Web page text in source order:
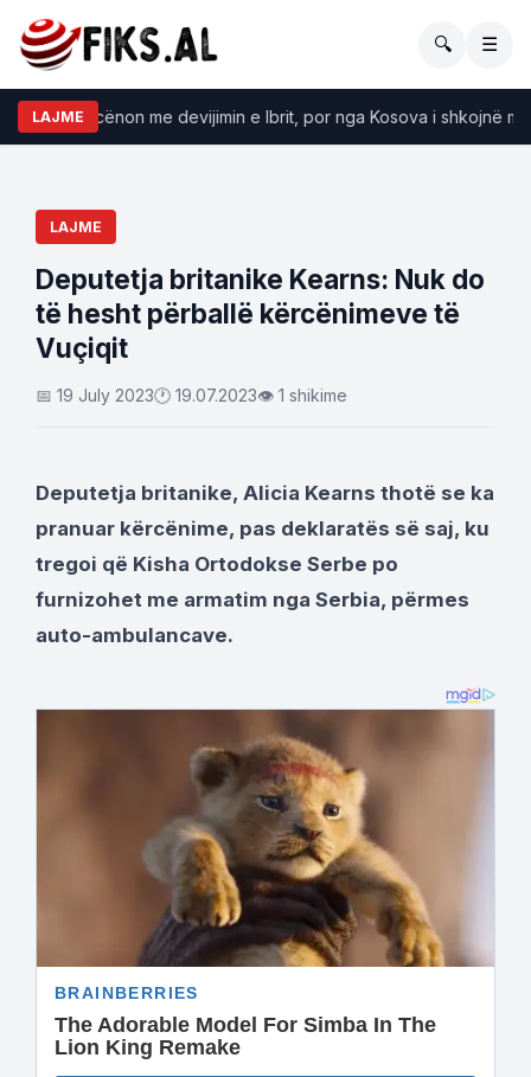
🔍 ☰
LAJME Buzhala: Serbia kërcënon me devijimin e Ibrit, por
LAJME
Deputetja britanike Kearns: Nuk do
të hesht përballë kërcënimeve të
Vuçiqit
📅 19 July 2023🕐 19.07.2023👁 1 shikime
Deputetja britanike, Alicia Kearns thotë se ka
pranuar kërcënime, pas deklaratës së saj, ku
tregoi që Kisha Ortodokse Serbe po
furnizohet me armatim nga Serbia, përmes
auto-ambulancave.